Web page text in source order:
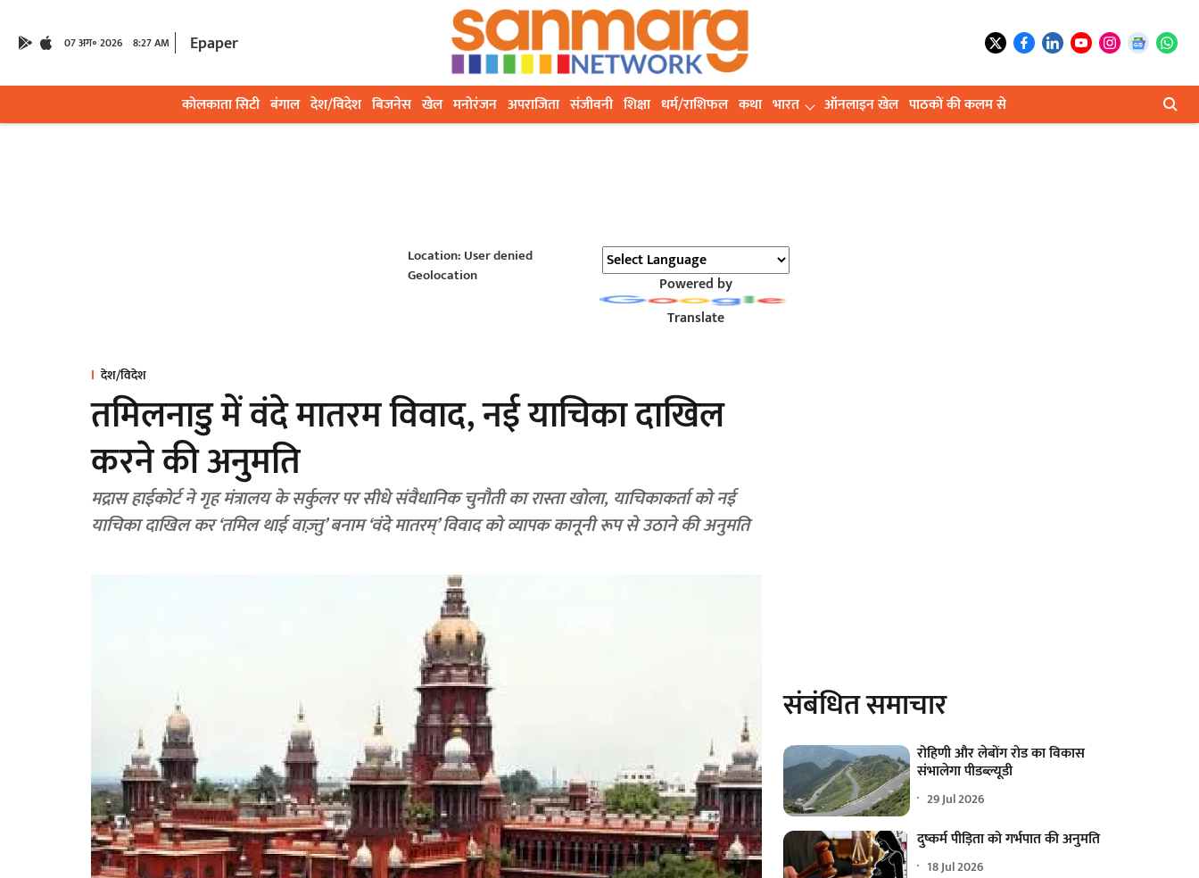
07 अग॰ 2026 8:27 AM Epaper
कोलकाता सिटी बंगाल देश/विदेश बिजनेस खेल मनोरंजन अपराजिता संजीवनी शिक्षा धर्म/राशिफल कथा भारत ऑनलाइन खेल पाठकों की कलम से
Location: User denied
Geolocation
Powered by
Translate
देश/विदेश
तमिलनाडु में वंदे मातरम विवाद, नई याचिका दाखिल
करने की अनुमति
मद्रास हाईकोर्ट ने गृह मंत्रालय के सर्कुलर पर सीधे संवैधानिक चुनौती का रास्ता खोला, याचिकाकर्ता को नई
याचिका दाखिल कर ‘तमिल थाई वाज़्तु’ बनाम ‘वंदे मातरम्’ विवाद को व्यापक कानूनी रूप से उठाने की अनुमति
संबंधित समाचार
रोहिणी और लेबोंग रोड का विकास
संभालेगा पीडब्ल्यूडी
29 Jul 2026
दुष्कर्म पीड़िता को गर्भपात की अनुमति
18 Jul 2026